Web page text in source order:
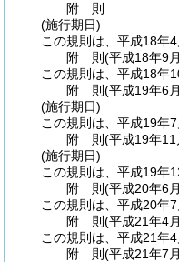
附 則
(施行期日)
この規則は、平成18年4
附 則(平成18年9
この規則は、平成18年
附 則(平成19年6
(施行期日)
この規則は、平成19年7
附 則(平成19年
(施行期日)
この規則は、平成19年
附 則(平成20年6
この規則は、平成20年7
附 則(平成21年4
この規則は、平成21年4
附 則(平成21年7